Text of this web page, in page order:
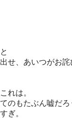
せ、あいつがお
れは。
のもたぶん嘘だろ
ぎ。